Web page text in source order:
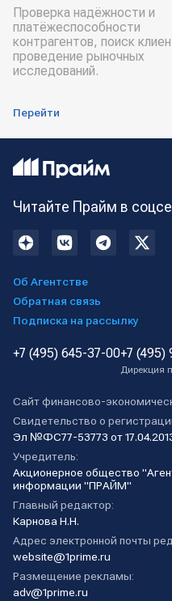
Проверка надёжности и
платёжеспособности
контрагентов, поиск
проведение рыночных
исследований.
Перейти
Читайте Прайм в
Об Агентстве
Обратная связь
Подписка на рассылку
+7 (495) 645-37-00+7 (495)
Дирекция
Сайт финансово-
Свидетельство о
Эл №ФС77-53773 от
Учредитель:
Акционерное общество
информации "ПРАЙМ"
Главный редактор:
Карнова Н.Н.
Адрес электронной почты
website@1prime.ru
Размещение рекламы:
adv@1prime.ru